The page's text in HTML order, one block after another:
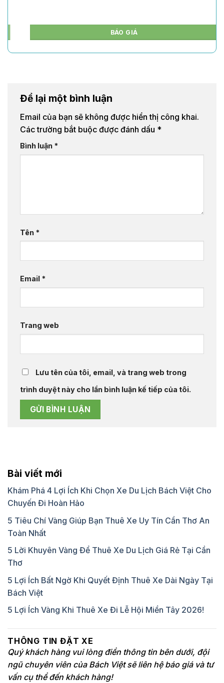
BÁO GIÁ
Để lại một bình luận
Email của bạn sẽ không được hiển thị công khai.
Các trường bắt buộc được đánh dấu *
Bình luận *
Tên *
Email *
Trang web
Lưu tên của tôi, email, và trang web trong
trình duyệt này cho lần bình luận kế tiếp của tôi.
Bài viết mới
Khám Phá 4 Lợi Ích Khi Chọn Xe Du Lịch Bách Việt Cho
Chuyến Đi Hoàn Hảo
5 Tiêu Chí Vàng Giúp Bạn Thuê Xe Uy Tín Cần Thơ An
Toàn Nhất
5 Lời Khuyên Vàng Để Thuê Xe Du Lịch Giá Rẻ Tại Cần
Thơ
5 Lợi Ích Bất Ngờ Khi Quyết Định Thuê Xe Dài Ngày Tại
Bách Việt
5 Lợi Ích Vàng Khi Thuê Xe Đi Lễ Hội Miền Tây 2026!
THÔNG TIN ĐẶT XE
Quý khách hàng vui lòng điền thông tin bên dưới, đội
ngũ chuyên viên của Bách Việt sẽ liên hệ báo giá và tư
vấn cụ thể đến khách hàng!